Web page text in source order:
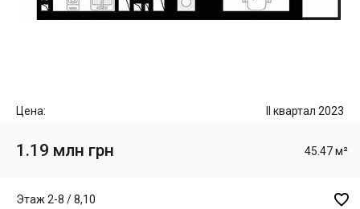
Цена: II квартал 2023
1.19 млн грн 45.47 м²
Этаж 2-8 / 8,10 